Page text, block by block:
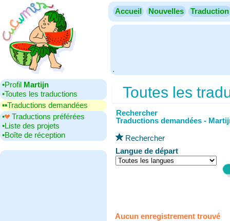
Accueil Nouvelles Traduction
.
•‎Profil Martijn
•‎Toutes les traductions
▪▪‎Traductions demandées
•‎
Traductions préférées
•‎Liste des projets
•‎Boîte de réception
Toutes les
Rechercher
Traductions demandées -
Rechercher
Langue de départ
Aucun enregistrement trouvé